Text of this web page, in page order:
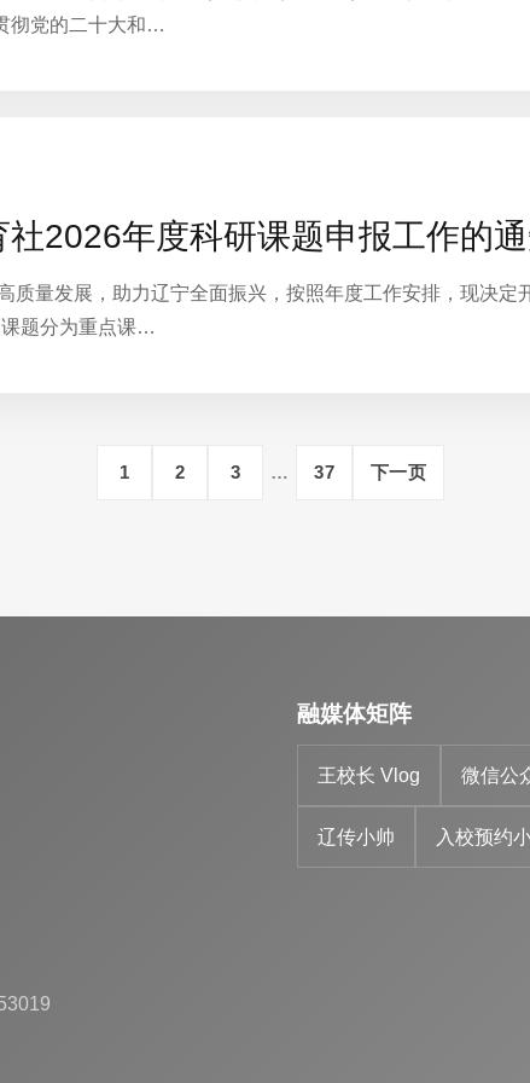
彻党的二十大和…
2026年度科研课题申报工作的
质量发展，助力辽宁全面振兴，按照年度工作安排，现决
题分为重点课…
1 2 3 … 37 下一页
融媒体矩阵
王校长 Vlog 微信公
辽传小帅 入校预约